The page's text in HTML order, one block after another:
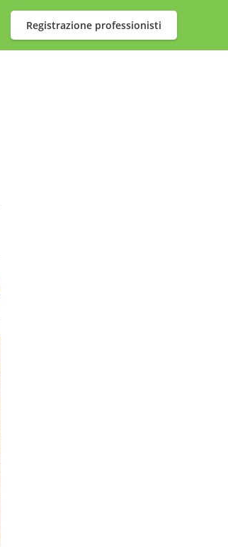
Registrazione professionisti